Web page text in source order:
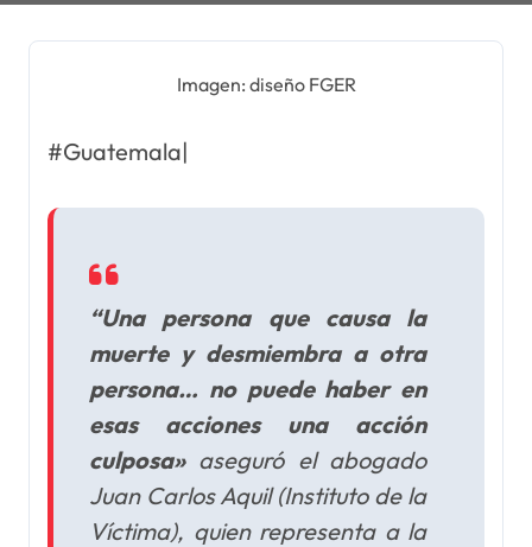
Imagen: diseño FGER
#Guatemala|
“Una persona que causa la
muerte y desmiembra a otra
persona… no puede haber en
esas acciones una acción
culposa»aseguró el abogado
Juan Carlos Aquil (Instituto de la
Víctima), quien representa a la